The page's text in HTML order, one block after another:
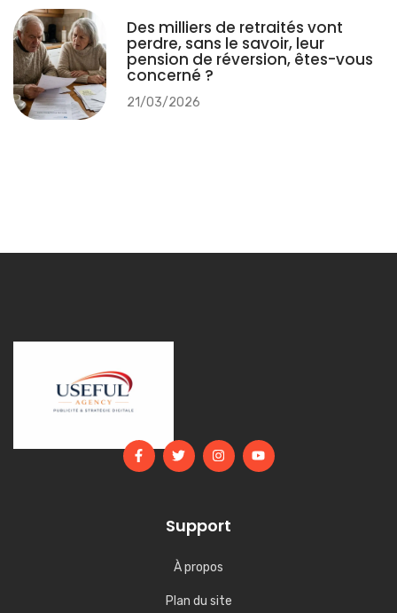
Des milliers de retraités vont
perdre, sans le savoir, leur
pension de réversion, êtes-vous
concerné ?
21/03/2026
Support
À propos
Plan du site